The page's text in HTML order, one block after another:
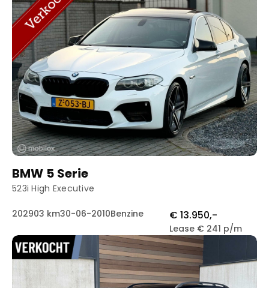
BMW 5 Serie
523i High Executive
202903 km30-06-2010Benzine € 13.950,-
Lease € 241 p/m